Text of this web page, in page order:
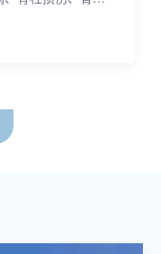
断和外科治疗。
教授（上海瑞金
项目，并且是上
划（即：“优秀学
院“百人人才培养计
与创伤外科学会
华医学会上海市医
，上海市中西医结